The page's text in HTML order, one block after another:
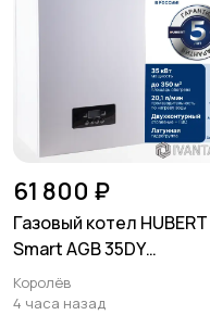
61 800 ₽
Газовый котел HUBERT
Smart AGB 35DY
настенный
двухконтурный
Королёв
4 часа назад